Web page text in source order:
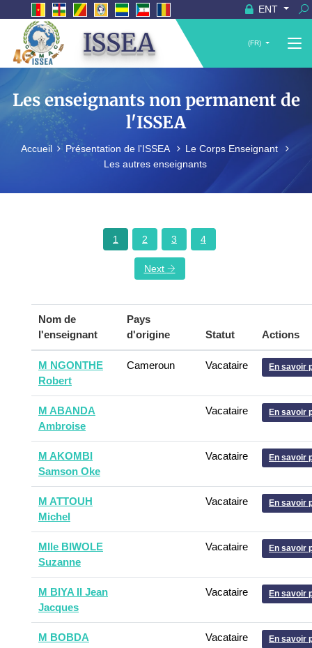
ENT
ISSEA (FR)
Les enseignants non permanent de
l'ISSEA
Accueil Présentation de l'ISSEA
Le Corps Enseignant
Les autres enseignants
1 2 3 4
Next
Nom de
l'enseignant
Pays
d'origine
Statut Actions
M NGONTHE
Robert
Cameroun Vacataire En savoir
M ABANDA
Ambroise
Vacataire En savoir
M AKOMBI
Samson Oke
Vacataire En savoir
M ATTOUH
Michel
Vacataire En savoir
Mlle BIWOLE
Suzanne
Vacataire En savoir
M BIYA II Jean
Jacques
Vacataire En savoir
M BOBDA
Vacataire En savoir